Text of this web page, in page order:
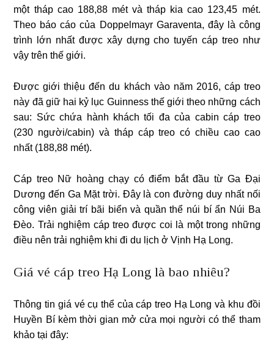
một tháp cao 188,88 mét và tháp kia cao 123,45 mét.
Theo báo cáo của Doppelmayr Garaventa, đây là công
trình lớn nhất được xây dựng cho tuyến cáp treo như
vậy trên thế giới.
Được giới thiệu đến du khách vào năm 2016, cáp treo
này đã giữ hai kỷ lục Guinness thế giới theo những cách
sau: Sức chứa hành khách tối đa của cabin cáp treo
(230 người/cabin) và tháp cáp treo có chiều cao cao
nhất (188,88 mét).
Cáp treo Nữ hoàng chạy có điểm bắt đầu từ Ga Đại
Dương đến Ga Mặt trời. Đây là con đường duy nhất nối
công viên giải trí bãi biển và quần thể núi bí ẩn Núi Ba
Đèo. Trải nghiệm cáp treo được coi là một trong những
điều nên trải nghiệm khi đi du lịch ở Vịnh Hạ Long.
Giá vé cáp treo Hạ Long là bao nhiêu?
Thông tin giá vé cụ thể của cáp treo Hạ Long và khu đồi
Huyền Bí kèm thời gian mở cửa mọi người có thể tham
khảo tại đây: